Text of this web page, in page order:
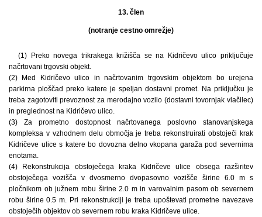
13. člen
(notranje cestno omrežje)
(1) Preko novega trikrakega križišča se na Kidričevo ulico priključuje
načrtovani trgovski objekt.
(2) Med Kidričevo ulico in načrtovanim trgovskim objektom bo urejena
parkirna ploščad preko katere je speljan dostavni promet. Na priključku je
treba zagotoviti prevoznost za merodajno vozilo (dostavni tovornjak vlačilec)
in preglednost na Kidričevo ulico.
(3) Za prometno dostopnost načrtovanega poslovno stanovanjskega
kompleksa v vzhodnem delu območja je treba rekonstruirati obstoječi krak
Kidričeve ulice s katere bo dovozna delno vkopana garaža pod severnima
enotama.
(4) Rekonstrukcija obstoječega kraka Kidričeve ulice obsega razširitev
obstoječega vozišča v dvosmerno dvopasovno vozišče širine 6.0 m s
pločnikom ob južnem robu širine 2.0 m in varovalnim pasom ob severnem
robu širine 0.5 m. Pri rekonstrukciji je treba upoštevati prometne navezave
obstoječih objektov ob severnem robu kraka Kidričeve ulice.